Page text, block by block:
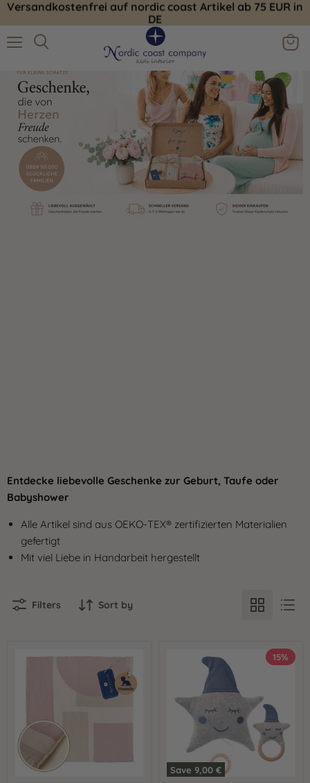
Versandkostenfrei auf nordic coast Artikel ab 75 EUR in
DE
Entdecke liebevolle Geschenke zur Geburt, Taufe oder
Babyshower
Alle Artikel sind aus OEKO-TEX® zertifizierten Materialien
gefertigt
Mit viel Liebe in Handarbeit hergestellt
Filters Sort by
Playmat
15%
Save 9,00 €
Rassel